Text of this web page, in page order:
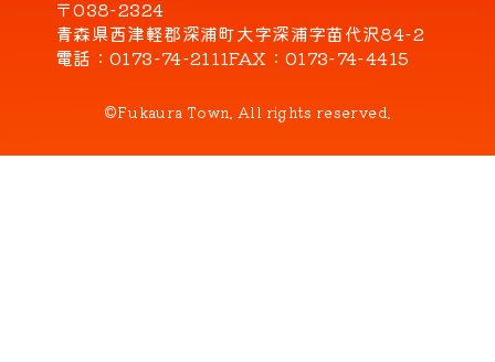
〒038-2324
青森県西津軽郡深浦町大字深浦字苗代沢84-2
電話
0173-74-2111FAX 0173-74-4415
©Fukaura Town. All rights reserved.